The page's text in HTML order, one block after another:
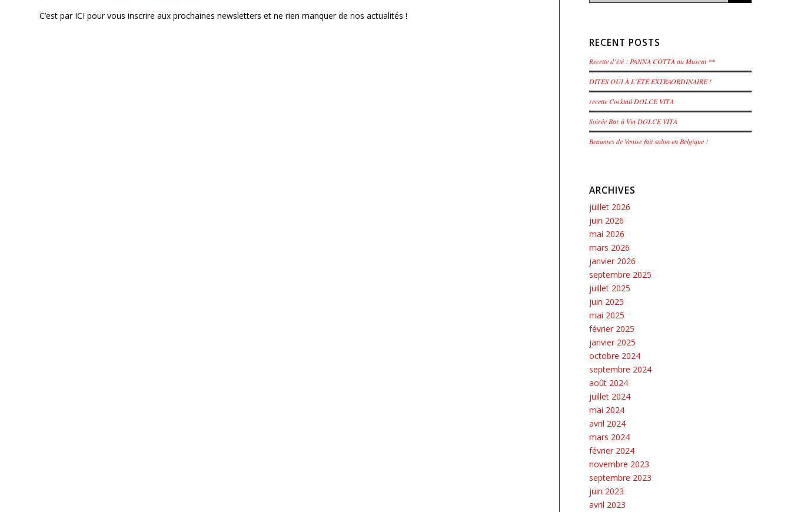
C’est parICI pour vous inscrire aux prochaines newsletters et ne rien manquer de nos actualités !
RECENT POSTS
Recette d’été : PANNA COTTA au Muscat **
DITES OUI À L’ÉTÉ EXTRAORDINAIRE !
recette Cocktail DOLCE VITA
Soirée Bar à Vin DOLCE VITA
Beaumes de Venise fait salon en Belgique !
ARCHIVES
juillet 2026
juin 2026
mai 2026
mars 2026
janvier 2026
septembre 2025
juillet 2025
juin 2025
mai 2025
février 2025
janvier 2025
octobre 2024
septembre 2024
août 2024
juillet 2024
mai 2024
avril 2024
mars 2024
février 2024
novembre 2023
septembre 2023
juin 2023
avril 2023